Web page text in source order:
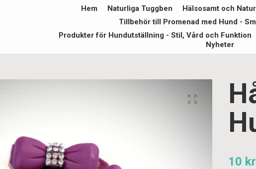
Hem Naturliga Tuggben
Hälsosamt och
Tillbehör till Promenad med Hund -
Produkter för Hundutställning - Stil, Vård och Funktion
Nyheter
10 kr